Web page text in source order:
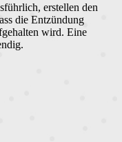
erstellen den
die Entzündung
wird. Eine